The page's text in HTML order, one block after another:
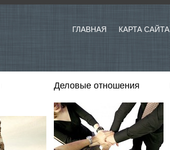
ГЛАВНАЯ КАРТА САЙТА
Деловые отношения